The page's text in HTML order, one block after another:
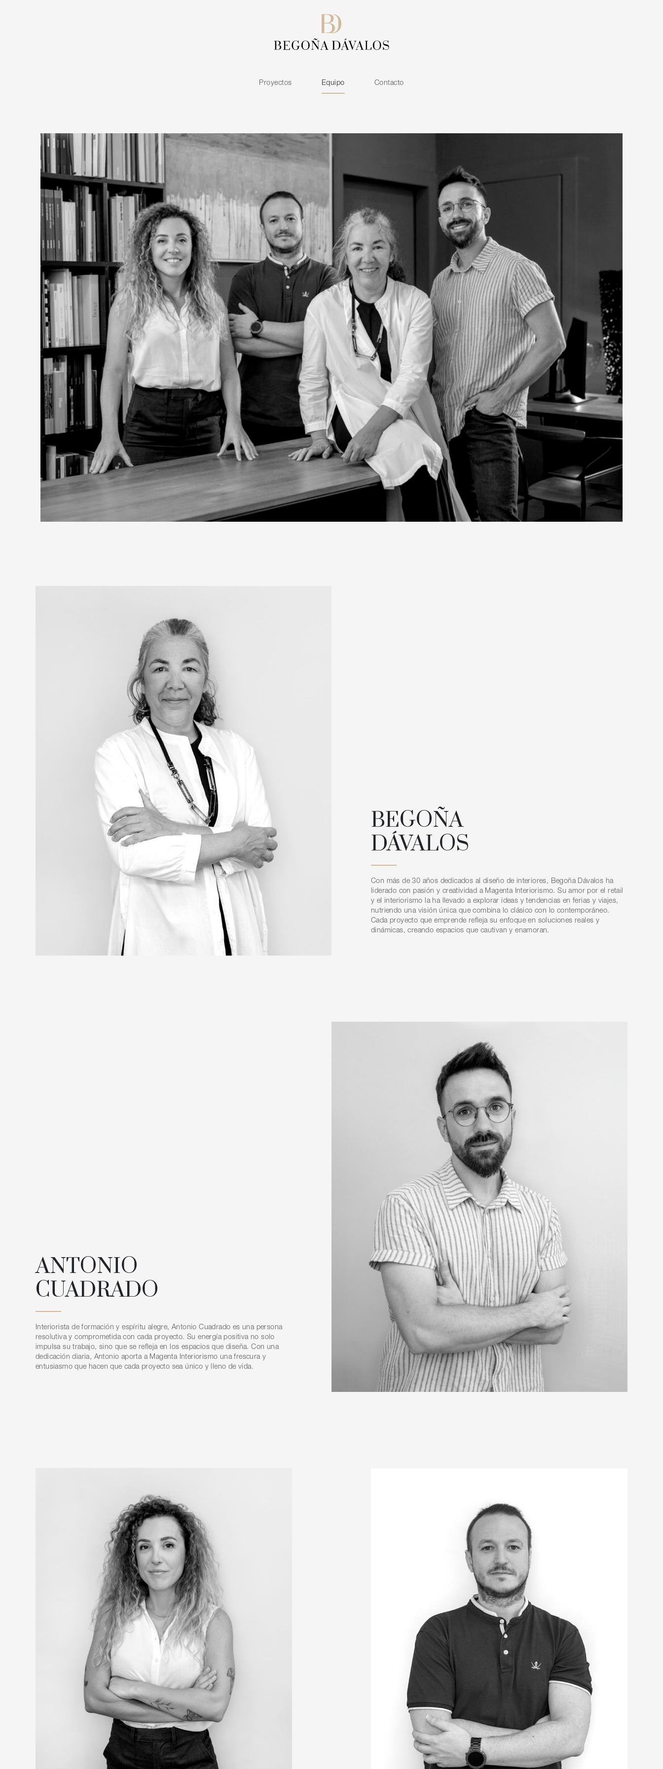
Proyectos Equipo Contacto
BEGOÑA
DÁVALOS
Con más de 30 años dedicados al diseño de interiores, Begoña Dávalos ha
liderado con pasión y creatividad a Magenta Interiorismo. Su amor por el retail
y el interiorismo la ha llevado a explorar ideas y tendencias en ferias y viajes,
nutriendo una visión única que combina lo clásico con lo contemporáneo.
Cada proyecto que emprende refleja su enfoque en soluciones reales y
dinámicas, creando espacios que cautivan y enamoran.
ANTONIO
CUADRADO
Interiorista de formación y espíritu alegre, Antonio Cuadrado es una persona
resolutiva y comprometida con cada proyecto. Su energía positiva no solo
impulsa su trabajo, sino que se refleja en los espacios que diseña. Con una
dedicación diaria, Antonio aporta a Magenta Interiorismo una frescura y
entusiasmo que hacen que cada proyecto sea único y lleno de vida.